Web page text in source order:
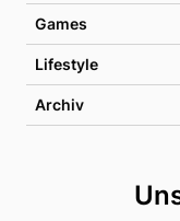
Games
Lifestyle
Archiv